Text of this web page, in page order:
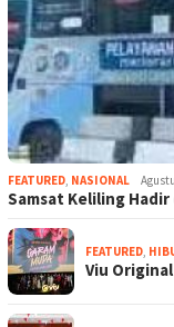
FEATURED NASIONAL
Samsat Keliling
FEATURED
Viu